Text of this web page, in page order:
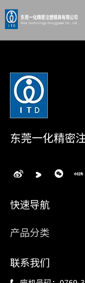
东莞一化精密
快速导航
产品分类
联系我们